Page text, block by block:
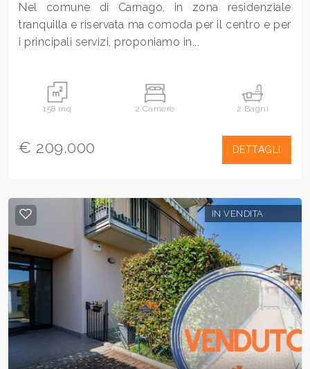
Nel comune di Carnago, in zona residenziale
tranquilla e riservata ma comoda per il centro e per
i principali servizi, proponiamo in...
158 mq 2 Camere 2 Bagni
€ 209.000 DETTAGLI
IN VENDITA